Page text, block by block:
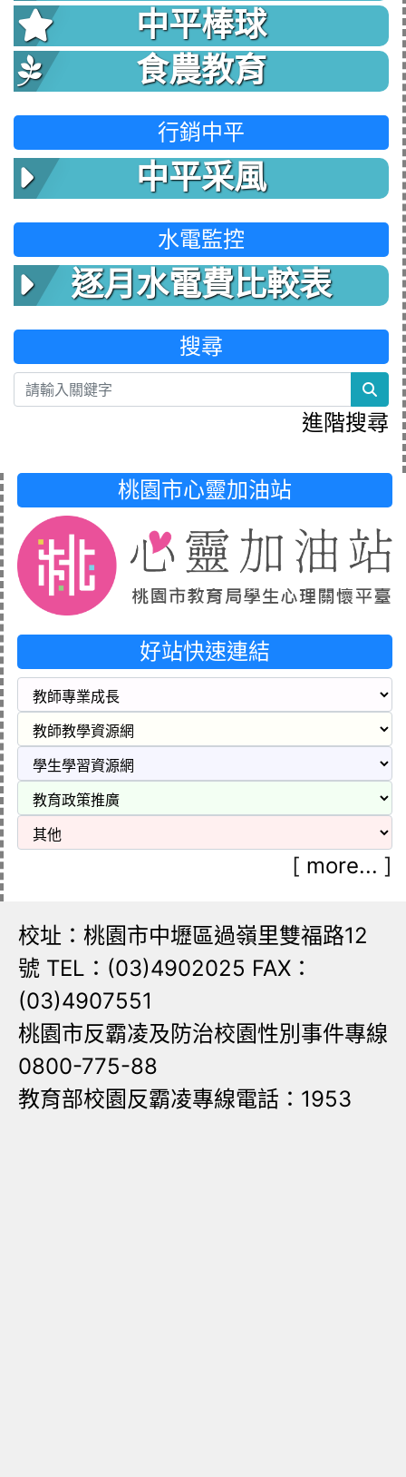
中平棒球
食農教育
行銷中平
中平采風
水電監控
逐月水電費比較表
搜尋
進階搜尋
桃園市心靈加油站
好站快速連結
[ more... ]
校址：桃園市中壢區過嶺里雙福路12
號 TEL：(03)4902025 FAX：
(03)4907551
桃園市反霸凌及防治校園性別事件專線
0800-775-88
教育部校園反霸凌專線電話：1953